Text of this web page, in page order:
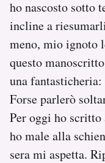
ho nascosto sotto
incline a
meno, mio ignoto
questo
una
Forse parlerò
Per oggi ho scritto
ho male alla
sera mi aspetta.